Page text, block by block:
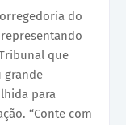
do
que
grande
para
“Conte com